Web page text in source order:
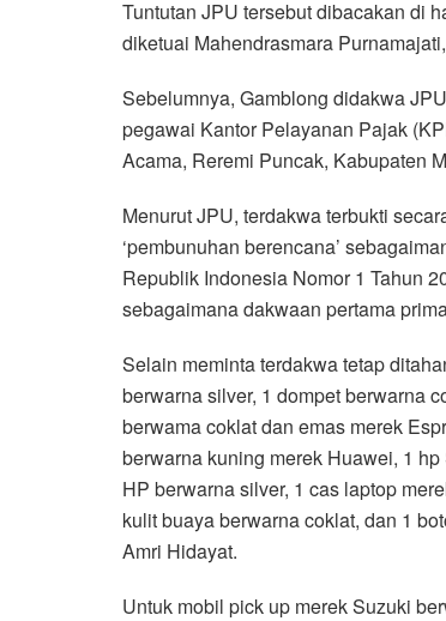
Tuntutan JPU tersebut dibacakan di
diketuai Mahendrasmara
Sebelumnya, Gamblong didakwa
pegawai Kantor Pelayanan Pajak
Acama, Reremi Puncak, Kabupaten
Menurut JPU, terdakwa terbukti
‘pembunuhan berencana’
Republik Indonesia Nomor 1 Tahun
sebagaimana dakwaan pertama
Selain meminta terdakwa tetap
berwarna silver, 1 dompet berwarna
berwama coklat dan emas merek
berwarna kuning merek Huawei, 1
HP berwarna silver, 1 cas laptop
kulit buaya berwarna coklat, dan 1
Amri Hidayat.
Untuk mobil pick up merek Suzuki